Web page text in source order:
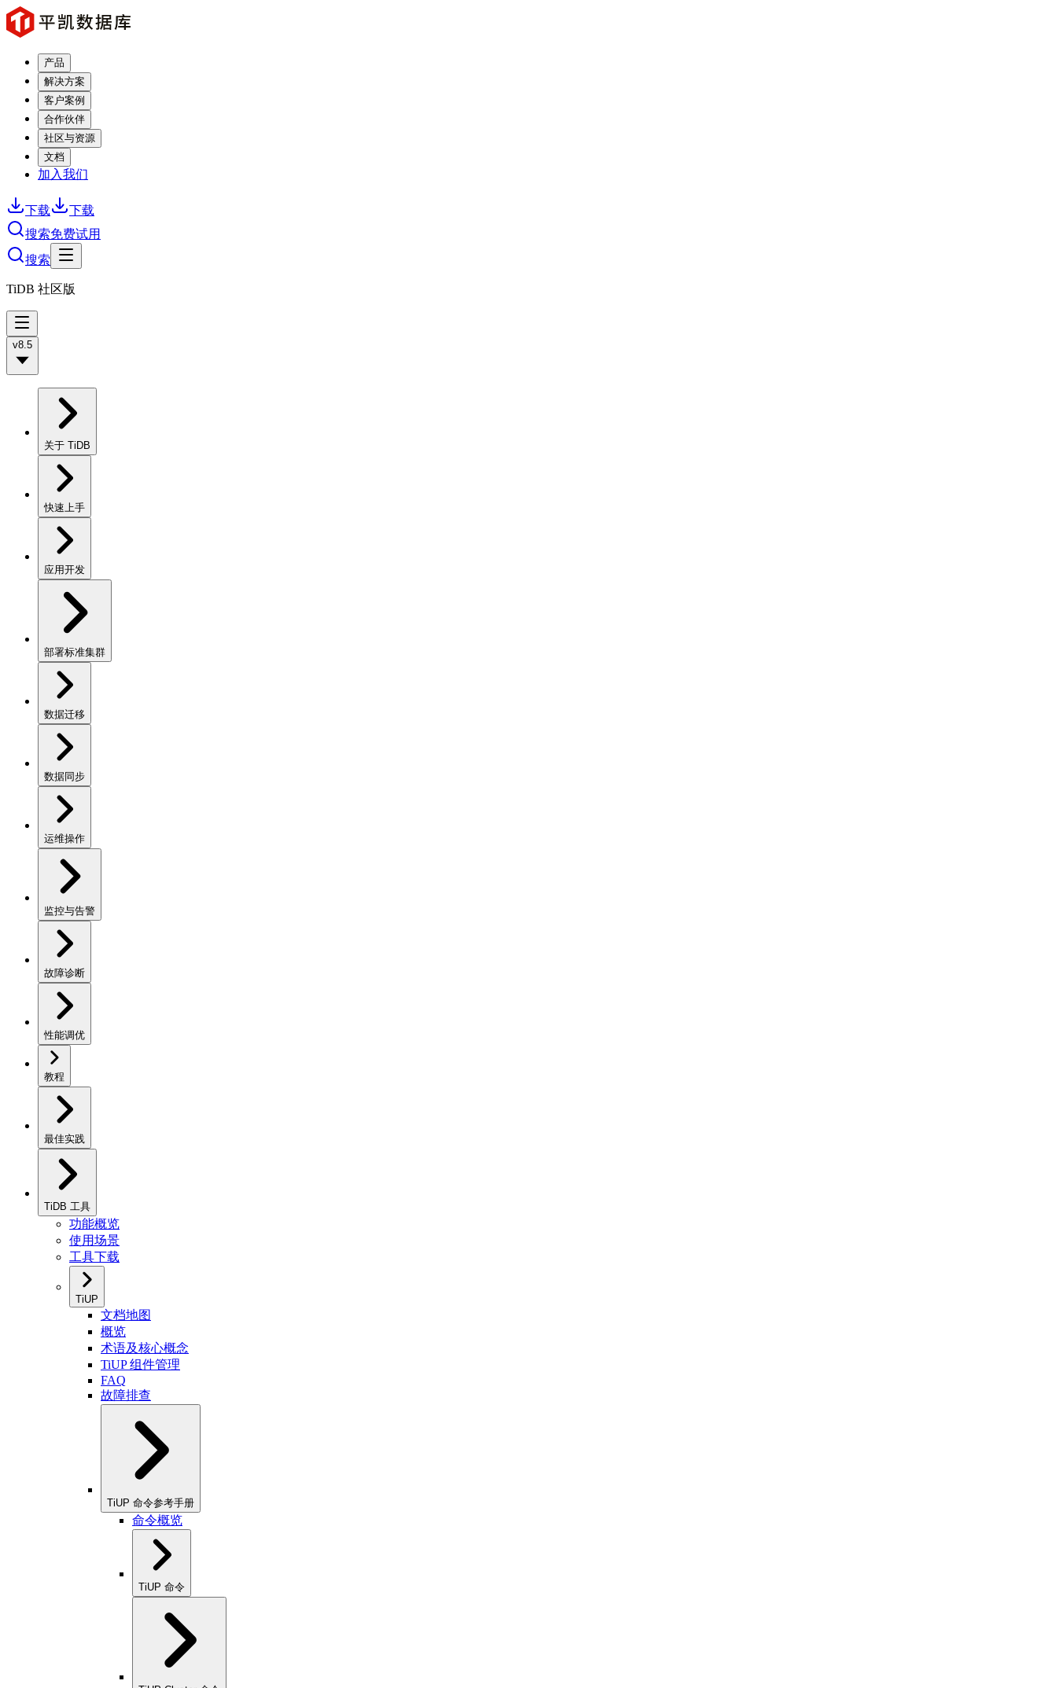
产品
解决方案
客户案例
合作伙伴
社区与资源
文档
加入我们
下载
下载
搜索免费试用
搜索
TiDB 社区版
v8.5
关于 TiDB
快速上手
应用开发
部署标准集群
数据迁移
数据同步
运维操作
监控与告警
故障诊断
性能调优
教程
最佳实践
TiDB 工具
功能概览
使用场景
工具下载
TiUP
文档地图
概览
术语及核心概念
TiUP 组件管理
FAQ
故障排查
TiUP 命令参考手册
命令概览
TiUP 命令